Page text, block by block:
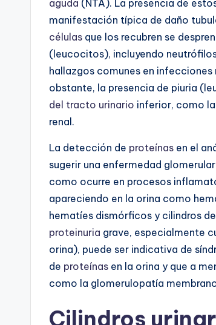
aguda (NTA). La presencia de
manifestación típica de daño
células que los recubren se
(leucocitos), incluyendo
hallazgos comunes en
obstante, la presencia de piuria
del tracto urinario inferior, como
renal.
La detección de proteínas en el
sugerir una enfermedad
como ocurre en procesos
apareciendo en la orina como
hematíes dismórficos y cilindros
proteinuria grave, especialmente
orina), puede ser indicativa de
de proteínas en la orina y que a
como la glomerulopatía
Cilindros